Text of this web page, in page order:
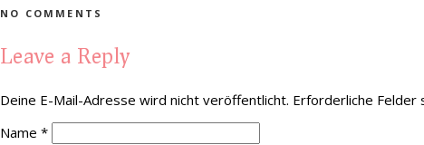
NO COMMENTS
Leave a Reply
Deine E-Mail-Adresse wird nicht veröffentlicht. Erforderliche Felder
Name *